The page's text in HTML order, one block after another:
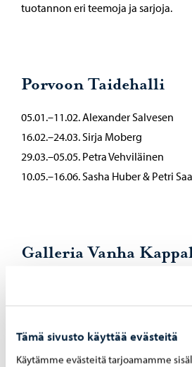
Tämä sivusto käyttää evästeitä
Käytämme evästeitä tarjoamamme
tuotannon eri teemoja ja sarjoja.
Porvoon Taidehalli
05.01.–11.02. Alexander Salvesen
16.02.–24.03. Sirja Moberg
29.03.–05.05. Petra Vehviläinen
10.05.–16.06. Sasha Huber & Petri
Galleria Vanha
16.02.–24.03. Sirkka Tapio
10.05.–16.06. Petri Hytönen